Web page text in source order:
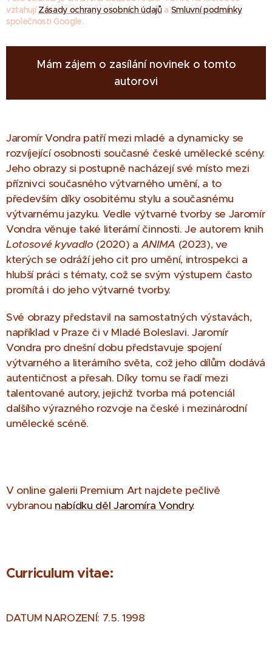
vztahujíZásady ochrany osobních údajůa Smluvní podmínky
společnosti Google.
Mám zájem o zasílání novinek o tomto
autorovi
Jaromír Vondra patří mezi mladé a dynamicky se
rozvíjející osobnosti současné české umělecké scény.
Jeho obrazy si postupně nacházejí své místo mezi
příznivci současného výtvarného umění, a to
především díky osobitému stylu a současnému
výtvarnému jazyku. Vedle výtvarné tvorby se Jaromír
Vondra věnuje také literární činnosti. Je autorem knih
Lotosové kyvadlo(2020) aANIMA (2023), ve
kterých se odráží jeho cit pro umění, introspekci a
hlubší práci s tématy, což se svým výstupem často
promítá i do jeho výtvarné tvorby.
Své obrazy představil na samostatných výstavách,
například v Praze či v Mladé Boleslavi. Jaromír
Vondra pro dnešní dobu představuje spojení
výtvarného a literárního světa, což jeho dílům dodává
autentičnost a přesah. Díky tomu se řadí mezi
talentované autory, jejichž tvorba má potenciál
dalšího výrazného rozvoje na české i mezinárodní
umělecké scéně.
V online galerii Premium Art najdete pečlivě
vybranou nabídku děl Jaromíra Vondry.
Curriculum vitae:
DATUM NAROZENÍ: 7.5. 1998